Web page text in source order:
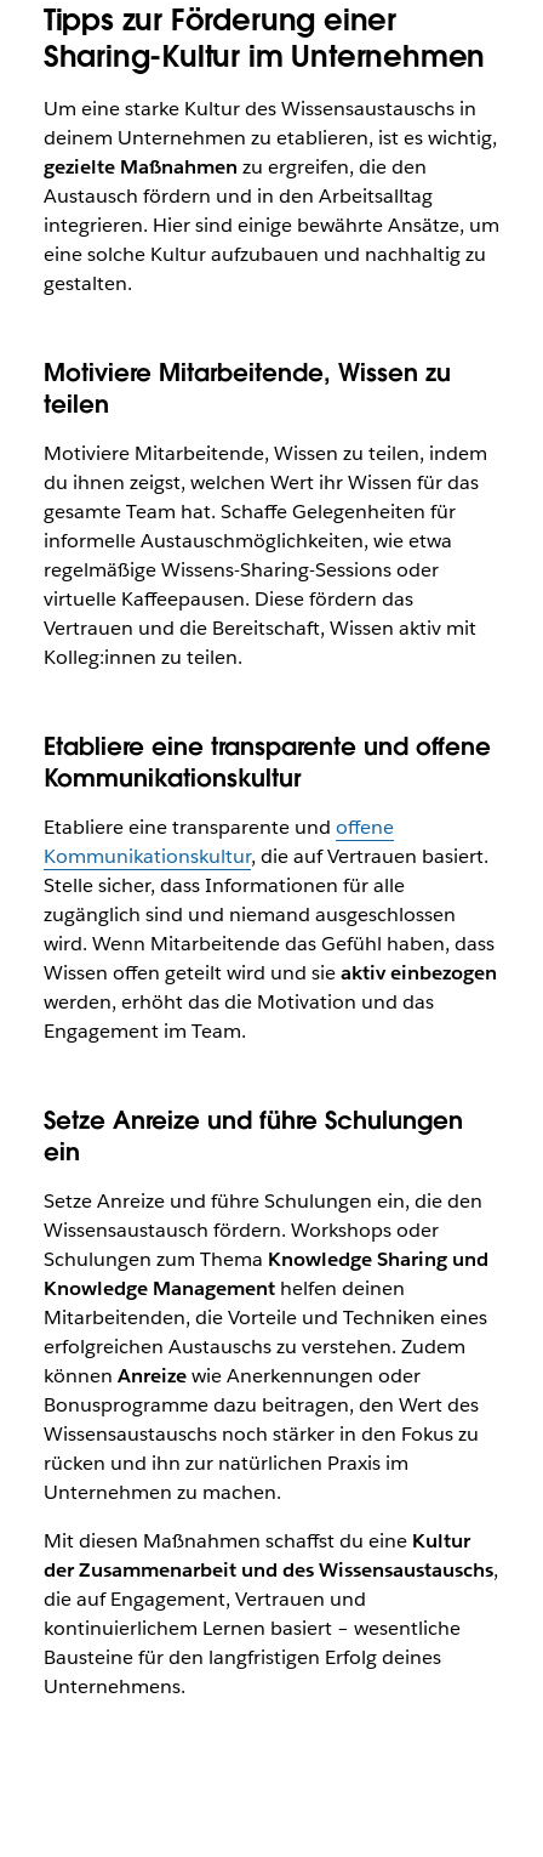
Tipps zur Förderung einer
Sharing-Kultur im Unternehmen
Um eine starke Kultur des Wissensaustauschs in
deinem Unternehmen zu etablieren, ist es wichtig,
gezielte Maßnahmen zu ergreifen, die den
Austausch fördern und in den Arbeitsalltag
integrieren. Hier sind einige bewährte Ansätze, um
eine solche Kultur aufzubauen und nachhaltig zu
gestalten.
Motiviere Mitarbeitende, Wissen zu
teilen
Motiviere Mitarbeitende, Wissen zu teilen, indem
du ihnen zeigst, welchen Wert ihr Wissen für das
gesamte Team hat. Schaffe Gelegenheiten für
informelle Austauschmöglichkeiten, wie etwa
regelmäßige Wissens-Sharing-Sessions oder
virtuelle Kaffeepausen. Diese fördern das
Vertrauen und die Bereitschaft, Wissen aktiv mit
Kolleg:innen zu teilen.
Etabliere eine transparente und offene
Kommunikationskultur
Etabliere eine transparente und offene
Kommunikationskultur, die auf Vertrauen basiert.
Stelle sicher, dass Informationen für alle
zugänglich sind und niemand ausgeschlossen
wird. Wenn Mitarbeitende das Gefühl haben, dass
Wissen offen geteilt wird und sieaktiv einbezogen
werden, erhöht das die Motivation und das
Engagement im Team.
Setze Anreize und führe Schulungen
ein
Setze Anreize und führe Schulungen ein, die den
Wissensaustausch fördern. Workshops oder
Schulungen zum Thema Knowledge Sharing und
Knowledge Managementhelfen deinen
Mitarbeitenden, die Vorteile und Techniken eines
erfolgreichen Austauschs zu verstehen. Zudem
können Anreizewie Anerkennungen oder
Bonusprogramme dazu beitragen, den Wert des
Wissensaustauschs noch stärker in den Fokus zu
rücken und ihn zur natürlichen Praxis im
Unternehmen zu machen.
Mit diesen Maßnahmen schaffst du eine Kultur
der Zusammenarbeit und des Wissensaustauschs,
die auf Engagement, Vertrauen und
kontinuierlichem Lernen basiert – wesentliche
Bausteine für den langfristigen Erfolg deines
Unternehmens.